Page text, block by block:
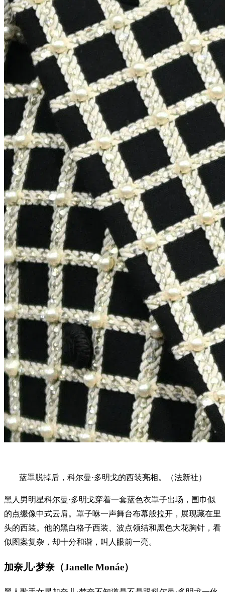
蓝罩脱掉后，科尔曼·多明戈的西装亮相。（法新社）
黑人男明星科尔曼·多明戈穿着一套蓝色衣罩子出场，围巾似
的点缀像中式云肩。罩子咻一声舞台布幕般拉开，展现藏在里
头的西装。他的黑白格子西装、波点领结和黑色大花胸针，看
似图案复杂，却十分和谐，叫人眼前一亮。
加奈儿·梦奈（Janelle Monáe）